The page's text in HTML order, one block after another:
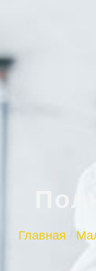
Главная